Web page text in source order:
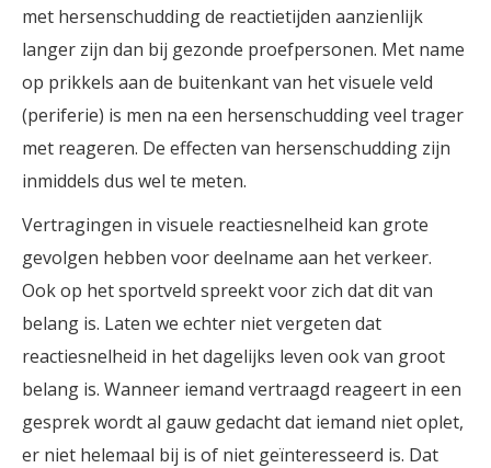
met hersenschudding de reactietijden aanzienlijk
langer zijn dan bij gezonde proefpersonen. Met name
op prikkels aan de buitenkant van het visuele veld
(periferie) is men na een hersenschudding veel trager
met reageren. De effecten van hersenschudding zijn
inmiddels dus wel te meten.
Vertragingen in visuele reactiesnelheid kan grote
gevolgen hebben voor deelname aan het verkeer.
Ook op het sportveld spreekt voor zich dat dit van
belang is. Laten we echter niet vergeten dat
reactiesnelheid in het dagelijks leven ook van groot
belang is. Wanneer iemand vertraagd reageert in een
gesprek wordt al gauw gedacht dat iemand niet oplet,
er niet helemaal bij is of niet geïnteresseerd is. Dat